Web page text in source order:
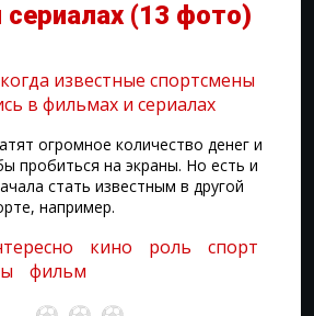
(13 фото)
огромное количество денег и
пробиться на экраны. Но есть и
стать известным в другой
например.
кино роль
спорт
фильм